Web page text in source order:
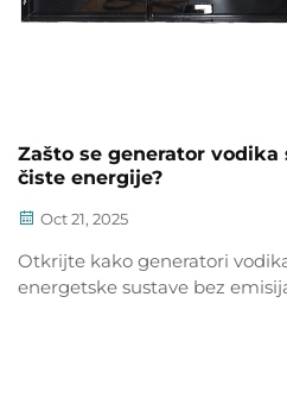
Zašto se generator vodika
čiste energije?
Oct 21, 2025
Otkrijte kako generatori
energetske sustave bez